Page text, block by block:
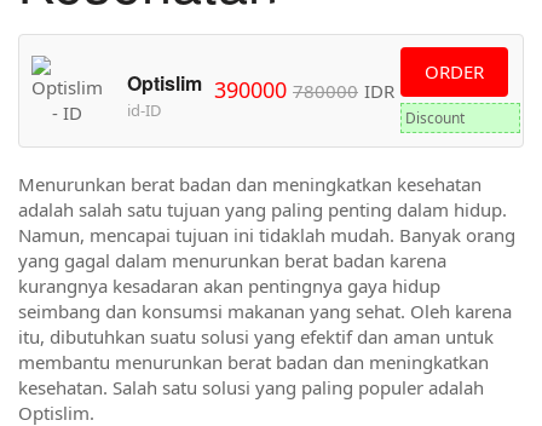
Optislim
id-ID
390000 780000 IDR
ORDER
Discount
Menurunkan berat badan dan meningkatkan kesehatan
adalah salah satu tujuan yang paling penting dalam hidup.
Namun, mencapai tujuan ini tidaklah mudah. Banyak orang
yang gagal dalam menurunkan berat badan karena
kurangnya kesadaran akan pentingnya gaya hidup
seimbang dan konsumsi makanan yang sehat. Oleh karena
itu, dibutuhkan suatu solusi yang efektif dan aman untuk
membantu menurunkan berat badan dan meningkatkan
kesehatan. Salah satu solusi yang paling populer adalah
Optislim.